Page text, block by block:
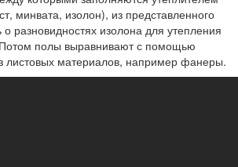
минвата, изолон), из представленного
разновидностях изолона для утепления
полы выравнивают с помощью
листовых материалов, например фанеры.